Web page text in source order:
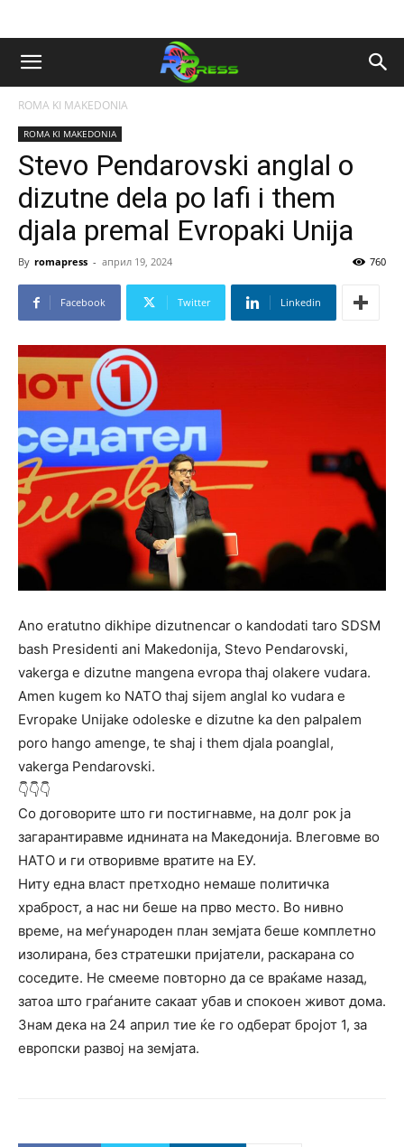
ROMA KI MAKEDONIA
ROMA KI MAKEDONIA
Stevo Pendarovski anglal o
dizutne dela po lafi i them
djala premal Evropaki Unija
By romapress - април 19, 2024 760
Facebook Twitter Linkedin
Ano eratutno dikhipe dizutnencar o kandodati taro SDSM
bash Presidenti ani Makedonija, Stevo Pendarovski,
vakerga e dizutne mangena evropa thaj olakere vudara.
Amen kugem ko NATO thaj sijem anglal ko vudara e
Evropake Unijake odoleske e dizutne ka den palpalem
poro hango amenge, te shaj i them djala poanglal,
vakerga Pendarovski.
👇👇👇
Со договорите што ги постигнавме, на долг рок ја
загарантиравме иднината на Македонија. Влеговме во
НАТО и ги отворивме вратите на ЕУ.
Ниту една власт претходно немаше политичка
храброст, а нас ни беше на прво место. Во нивно
време, на меѓународен план земјата беше комплетно
изолирана, без стратешки пријатели, раскарана со
соседите. Не смееме повторно да се враќаме назад,
затоа што граѓаните сакаат убав и спокоен живот дома.
Знам дека на 24 април тие ќе го одберат бројот 1, за
европски развој на земјата.